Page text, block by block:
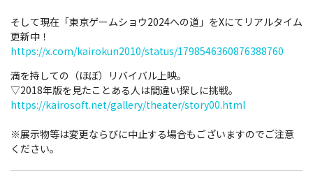
そして現在「東京ゲームショウ2024への道」をXにてリアルタイム
更新中！
https://x.com/kairokun2010/status/1798546360876388760
満を持しての（ほぼ）リバイバル上映。
▽2018年版を見たことある人は間違い探しに挑戦。
https://kairosoft.net/gallery/theater/story00.html
※展示物等は変更ならびに中止する場合もございますのでご注意
ください。